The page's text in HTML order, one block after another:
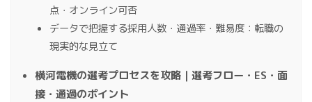
点・オンライン可否
データで把握する採用人数・通過率・難易度：転職の
現実的な見立て
横河電機の選考プロセスを攻略｜選考フロー・ES・面
接・通過のポイント